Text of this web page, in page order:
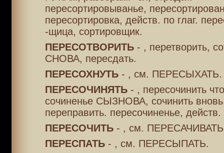
пересортировыванье,
пересортировка, действ. по глаг.
-щица, сортировщик.
ПЕРЕСОТВОРИТЬ- , перетворить,
СНОВА, пересдать.
ПЕРЕСОХНУТЬ- , см. ПЕРЕСЫХАТЬ.
ПЕРЕСОЧИНЯТЬ- , пересочинить
сочиненье СЫЗНОВА, сочинить
переправить. пересочиненье, действ.
ПЕРЕСОЧИТЬ- , см.
ПЕРЕСПАТЬ- , см. ПЕРЕСЫПАТЬ.